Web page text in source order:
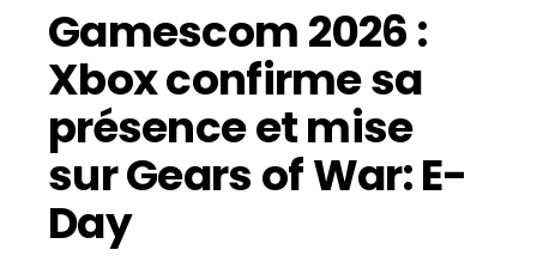
Gamescom 2026 :
Xbox confirme sa
présence et mise
sur Gears of War: E-
Day